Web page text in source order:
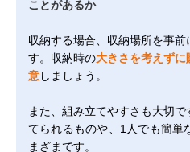
ことがあるか
収納する場合、収納場所を事
す。収納時の大きさを考えず
意しましょう。
また、組み立てやすさも大切
てられるものや、1人でも簡単
まざまです。